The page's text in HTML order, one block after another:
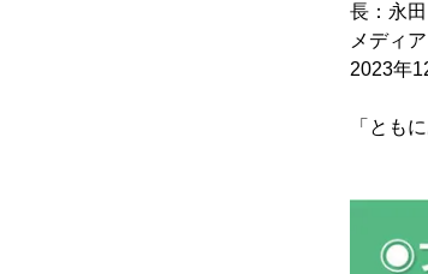
長：永
メディ
2023年
「とも